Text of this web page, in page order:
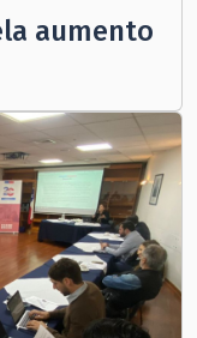
aumento